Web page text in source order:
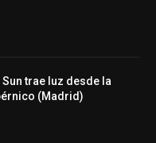
trae luz desde la
(Madrid)